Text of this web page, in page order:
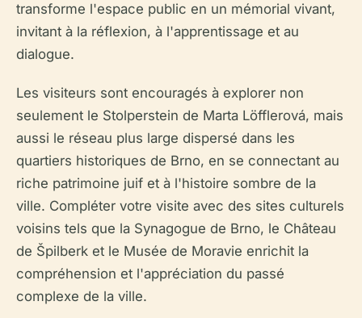
transforme l'espace public en un mémorial vivant,
invitant à la réflexion, à l'apprentissage et au
dialogue.
Les visiteurs sont encouragés à explorer non
seulement le Stolperstein de Marta Löfflerová, mais
aussi le réseau plus large dispersé dans les
quartiers historiques de Brno, en se connectant au
riche patrimoine juif et à l'histoire sombre de la
ville. Compléter votre visite avec des sites culturels
voisins tels que la Synagogue de Brno, le Château
de Špilberk et le Musée de Moravie enrichit la
compréhension et l'appréciation du passé
complexe de la ville.